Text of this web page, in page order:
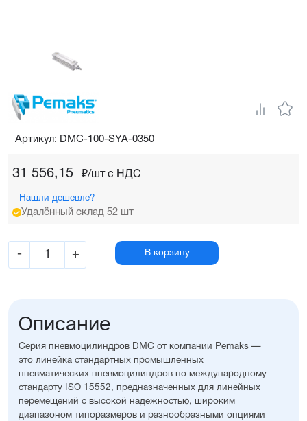
31 556,15 ₽/шт c НДС
Нашли дешевле?
Удалённый склад 52 шт
- + В корзину
Артикул: DMC-100-SYA-0350
Описание
Серия пневмоцилиндров DMC от компании Pemaks —
это линейка стандартных промышленных
пневматических пневмоцилиндров по международному
стандарту ISO 15552, предназначенных для линейных
перемещений с высокой надежностью, широким
диапазоном типоразмеров и разнообразными опциями